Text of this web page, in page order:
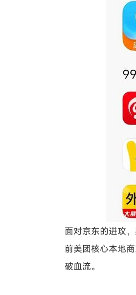
面对京东的进攻
前美团核心本地
破血流。